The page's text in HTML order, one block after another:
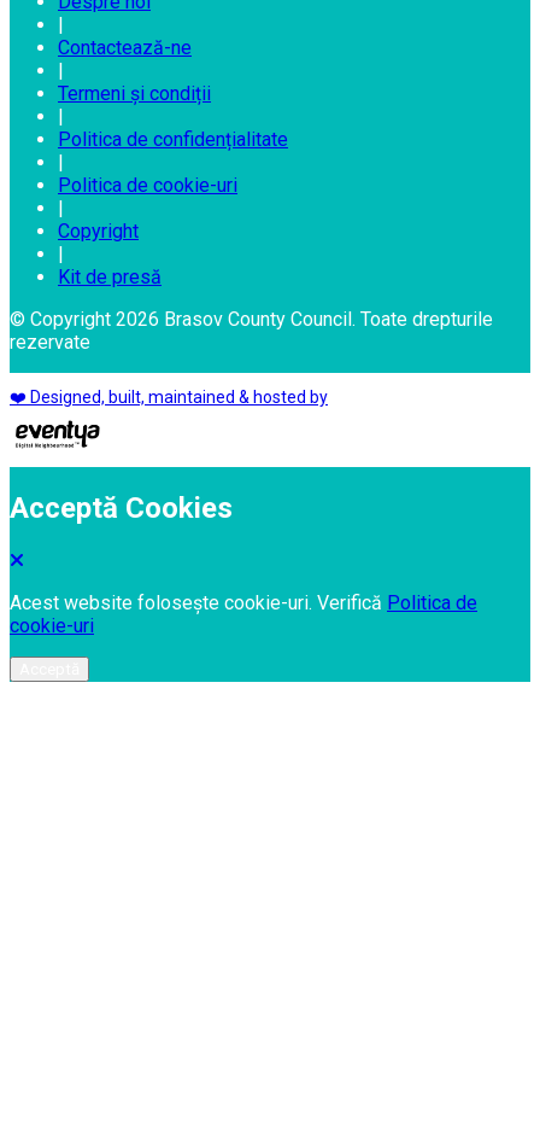
Contactează-ne
Termeni și condiții
Politica de confidențialitate
Politica de cookie-uri
Copyright
Kit de presă
© Copyright 2026 Brasov County Council. Toate drepturile
rezervate
❤️ Designed, built, maintained & hosted by
Acceptă Cookies
Acest website folosește cookie-uri. Verifică Politica de
cookie-uri